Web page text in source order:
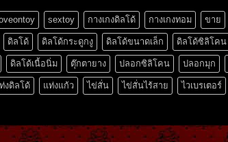
sextoy กางเกงดิลโด้ กางเกงทอม ขาย
ดิลโด้ ดิลโด้กระดูกงู ดิลโด้ขนาดเล็ก ดิลโด้ซิลิโคน
ดิลโด้เนื้อนิ่ม ตุ๊กตายาง ปลอกซิลิโคน ปลอกมุก
งดิลโด้ แท่งแก้ว ไข่สั่น ไข่สั่นไร้สาย ไวเบรเตอร์